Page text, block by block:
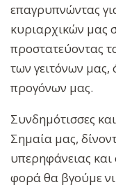
επαγρυπνώντας
κυριαρχικών μας
προστατεύοντας
των γειτόνων μας,
προγόνων μας.
Συνδημότισσες
Σημαία μας,
υπερηφάνειας και
φορά θα βγούμε